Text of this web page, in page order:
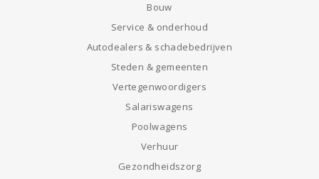
Bouw
Service & onderhoud
Autodealers & schadebedrijven
Steden & gemeenten
Vertegenwoordigers
Salariswagens
Poolwagens
Verhuur
Gezondheidszorg